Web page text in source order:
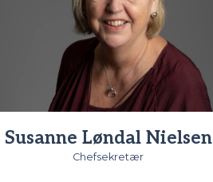
20 86 82 25
Susanne Løndal Nielsen
Chefsekretær